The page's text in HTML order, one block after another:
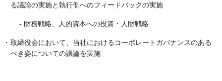
る議論の実施と執行側へのフィードバックの実施
- 財務戦略、人的資本への投資・人財戦略
取締役会において、当社におけるコーポレートガバナンスのある
べき姿についての議論を実施